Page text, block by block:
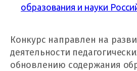
образования и науки
Конкурс направлен на
деятельности
обновлению содержания